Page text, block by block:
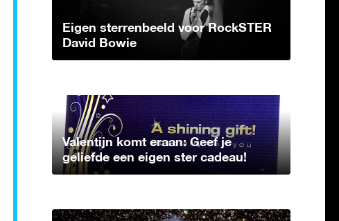
Eigen sterrenbeeld voor RockSTER
David Bowie
Valentijn komt eraan: Geef je
geliefde een eigen ster cadeau!